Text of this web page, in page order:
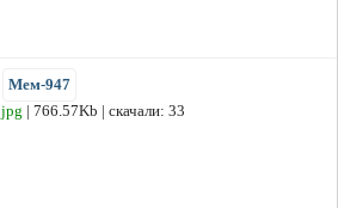
Мем-947
jpg | 766.57Kb | скачали: 33